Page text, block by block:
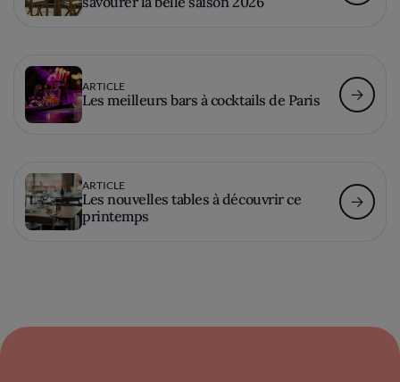
ARTICLE
Les meilleurs bars à cocktails de Paris
ARTICLE
Les nouvelles tables à découvrir ce
printemps